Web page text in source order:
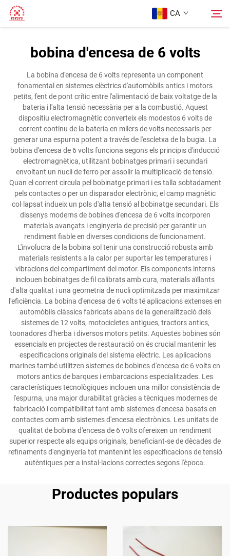
CA
Productes
Sobre Nosaltres
Casos
Contacte
Cerca
bobina d'encesa de 6 volts
La bobina d'encesa de 6 volts representa un component
fonamental en sistemes elèctrics d'automòbils antics i motors
petits, fent de pont crític entre l'alimentació de baix voltatge de la
bateria i l'alta tensió necessària per a la combustió. Aquest
dispositiu electromagnètic converteix els modestos 6 volts de
corrent continu de la bateria en milers de volts necessaris per
generar una espurna potent a través de l'escletxa de la bugia. La
bobina d'encesa de 6 volts funciona segons els principis d'inducció
electromagnètica, utilitzant bobinatges primari i secundari
envoltant un nucli de ferro per assolir la multiplicació de tensió.
Quan el corrent circula pel bobinatge primari i es talla sobtadament
pels contactes o per un disparador electrònic, el camp magnètic
col·lapsat indueix un pols d'alta tensió al bobinatge secundari. Els
dissenys moderns de bobines d'encesa de 6 volts incorporen
materials avançats i enginyeria de precisió per garantir un
rendiment fiable en diverses condicions de funcionament.
L'involucra de la bobina sol tenir una construcció robusta amb
materials resistents a la calor per suportar les temperatures i
vibracions del compartiment del motor. Els components interns
inclouen bobinatges de fil calibrats amb cura, materials aïllants
d'alta qualitat i una geometria de nucli optimitzada per maximitzar
l'eficiència. La bobina d'encesa de 6 volts té aplicacions extenses en
automòbils clàssics fabricats abans de la generalització dels
sistemes de 12 volts, motocicletes antigues, tractors antics,
toonadores d'herba i diversos motors petits. Aquestes bobines són
essencials en projectes de restauració on és crucial mantenir les
especificacions originals del sistema elèctric. Les aplicacions
marines també utilitzen sistemes de bobines d'encesa de 6 volts en
motors antics de barques i embarcacions especialitzades. Les
característiques tecnològiques inclouen una millor consistència de
l'espurna, una major durabilitat gràcies a tècniques modernes de
fabricació i compatibilitat tant amb sistemes d'encesa basats en
contactes com amb sistemes d'encesa electrònics. Les unitats de
qualitat de bobina d'encesa de 6 volts ofereixen un rendiment
superior respecte als equips originals, beneficiant-se de dècades de
refinaments d'enginyeria tot mantenint les especificacions de tensió
autèntiques per a instal·lacions correctes segons l'època.
Productes populars